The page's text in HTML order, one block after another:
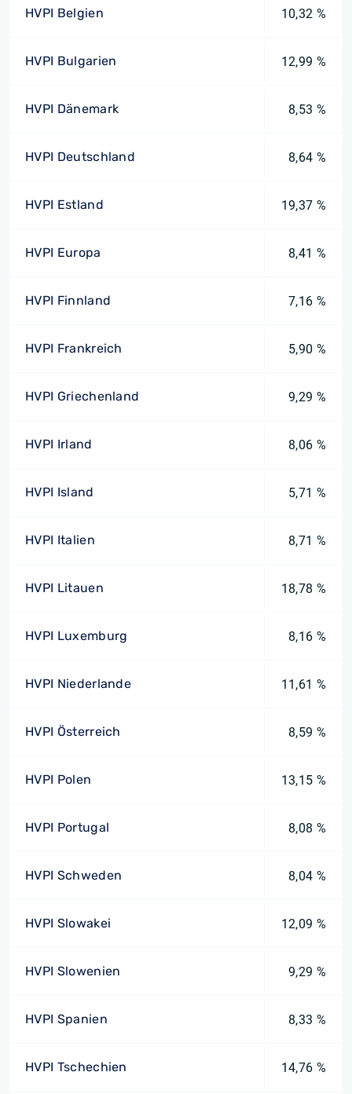
HVPI Belgien 10,32 %
HVPI Bulgarien 12,99 %
HVPI Dänemark 8,53 %
HVPI Deutschland 8,64 %
HVPI Estland 19,37 %
HVPI Europa 8,41 %
HVPI Finnland 7,16 %
HVPI Frankreich 5,90 %
HVPI Griechenland 9,29 %
HVPI Irland 8,06 %
HVPI Island 5,71 %
HVPI Italien 8,71 %
HVPI Litauen 18,78 %
HVPI Luxemburg 8,16 %
HVPI Niederlande 11,61 %
HVPI Österreich 8,59 %
HVPI Polen 13,15 %
HVPI Portugal 8,08 %
HVPI Schweden 8,04 %
HVPI Slowakei 12,09 %
HVPI Slowenien 9,29 %
HVPI Spanien 8,33 %
HVPI Tschechien 14,76 %